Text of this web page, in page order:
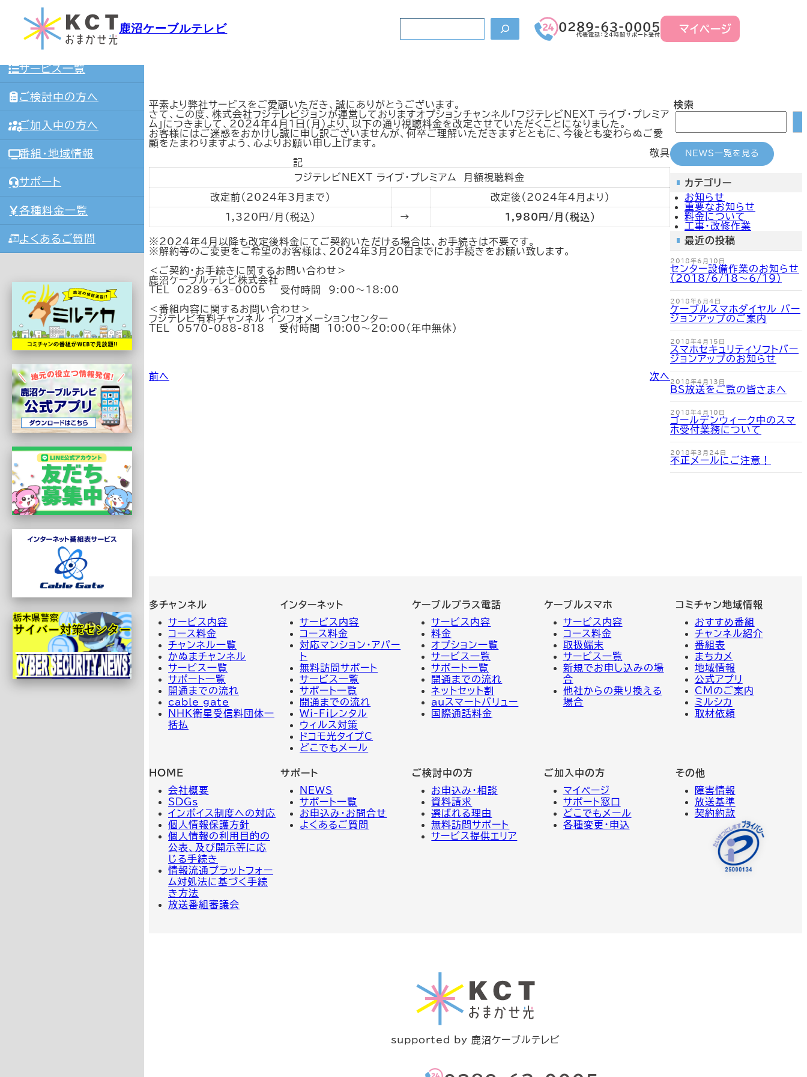
プ
鹿沼ケーブルテレビ
検
０２８９-６３-０００５
代表電話：24時間サポート受付
グ
ル
マイページ
グ
ー
KCTおまかせ光とは
サービス一覧
ご検討中の方へ
ご加入中の方へ
番組・地域情報
サポート
各種料金一覧
よくあるご質問
「フジテレビNEXT ライブ・プレミアム」視聴料金改定のお知らせ
平素より弊社サービスをご愛顧いただき、誠にありがとうございます。
さて、この度、株式会社フジテレビジョンが運営しておりますオプションチャンネル「フジテレビNEXT ライブ・プレミア
ム」につきまして、2024年4月1日(月)より、以下の通り視聴料金を改定させていただくことになりました。
お客様にはご迷惑をおかけし誠に申し訳ございませんが、何卒ご理解いただきますとともに、今後とも変わらぬご愛
顧をたまわりますよう、心よりお願い申し上げます。
敬具
記
フジテレビNEXT ライブ・プレミアム 月額視聴料金
改定前（2024年3月まで） 改定後（2024年4月より）
1,320円/月（税込） → 1,980 円/月（税込）
※2024年4月以降も改定後料金にてご契約いただける場合は、お手続きは不要です。
※解約等のご変更をご希望のお客様は、2024年3月20日までにお手続きをお願い致します。
＜ご契約・お手続きに関するお問い合わせ＞
鹿沼ケーブルテレビ株式会社
TEL 0289-63-0005 受付時間 9:00～18:00
＜番組内容に関するお問い合わせ＞
フジテレビ有料チャンネル インフォメーションセンター
TEL 0570-088-818 受付時間 10:00～20:00（年中無休）
前へ 次へ
検索
NEWS一覧を見る
カテゴリー
お知らせ
重要なお知らせ
料金について
工事・改修作業
最近の投稿
2018年6月10日
センター設備作業のお知らせ
（2018/6/18～6/19）
2018年6月4日
ケーブルスマホダイヤル バー
ジョンアップのご案内
2018年4月15日
スマホセキュリティソフトバー
ジョンアップのお知らせ
2018年4月13日
BS放送をご覧の皆さまへ
2018年4月10日
ゴールデンウィーク中のスマ
ホ受付業務について
2018年3月24日
不正メールにご注意！
多チャンネル
サービス内容
コース料金
チャンネル一覧
かぬまチャンネル
サービス一覧
サポート一覧
開通までの流れ
cable gate
NHK衛星受信料団体一
括払
インターネット
サービス内容
コース料金
対応マンション・アパー
ト
無料訪問サポート
サービス一覧
サポート一覧
開通までの流れ
Wi-Fiレンタル
ウィルス対策
ドコモ光タイプC
どこでもメール
ケーブルプラス電話
サービス 内容
料金
オプション一覧
サービス一覧
サポート一覧
開通までの流れ
ネットセット割
auスマートバリュー
国際通話料金
ケーブルスマホ
サービス内容
コース料金
取扱端末
サービス一覧
新規でお申し込みの場
合
他社からの乗り換える
場合
コミチャン地域情報
おすすめ番組
チャンネル紹介
番組表
まちカメ
地域情報
公式アプリ
CMのご案内
ミルシカ
取材依頼
HOME
会社概要
SDGs
インボイス制度への対応
個人情報保護方針
個人情報の利用目的の
公表、及び開示等に応
じる手続き
情報流通プラットフォー
ム対処法に基づく手続
き方法
放送番組審議会
サポート
NEWS
サポート一覧
お申込み・お問合せ
よくあるご質問
ご検討中の方
お申込み・相談
資料請求
選ばれる理由
無料訪問サポート
サービス提供エリア
ご加入中の方
マイページ
サポート窓口
どこでもメール
各種変更・申込
その他
障害情報
放送基準
契約約款
supported by 鹿沼ケーブルテレビ
グ